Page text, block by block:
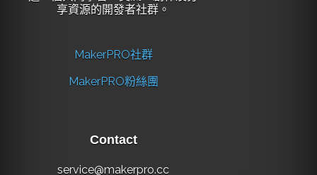
享資源的開發者社群。
MakerPRO社群
MakerPRO粉絲團
Contact
service@makerpro.cc